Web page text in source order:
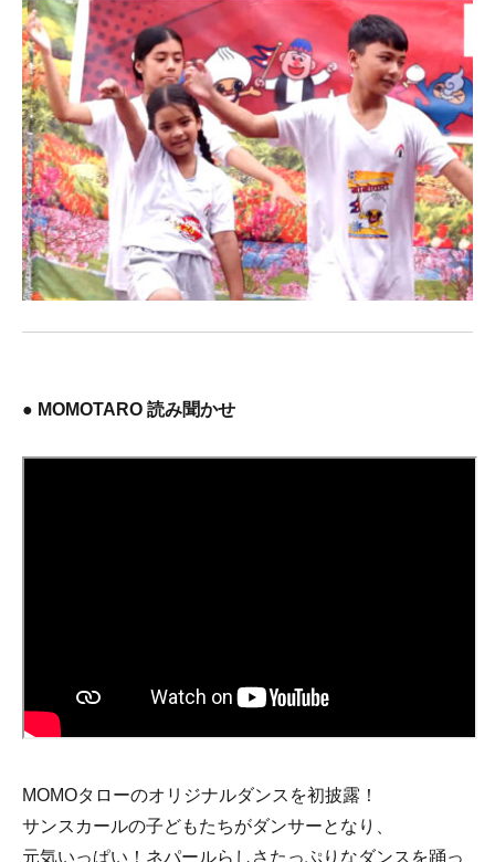
● MOMOTARO 読み聞かせ
MOMOタローのオリジナルダンスを初披露！
サンスカールの子どもたちがダンサーとなり、
元気いっぱい！ネパールらしさたっぷりなダンスを踊っ